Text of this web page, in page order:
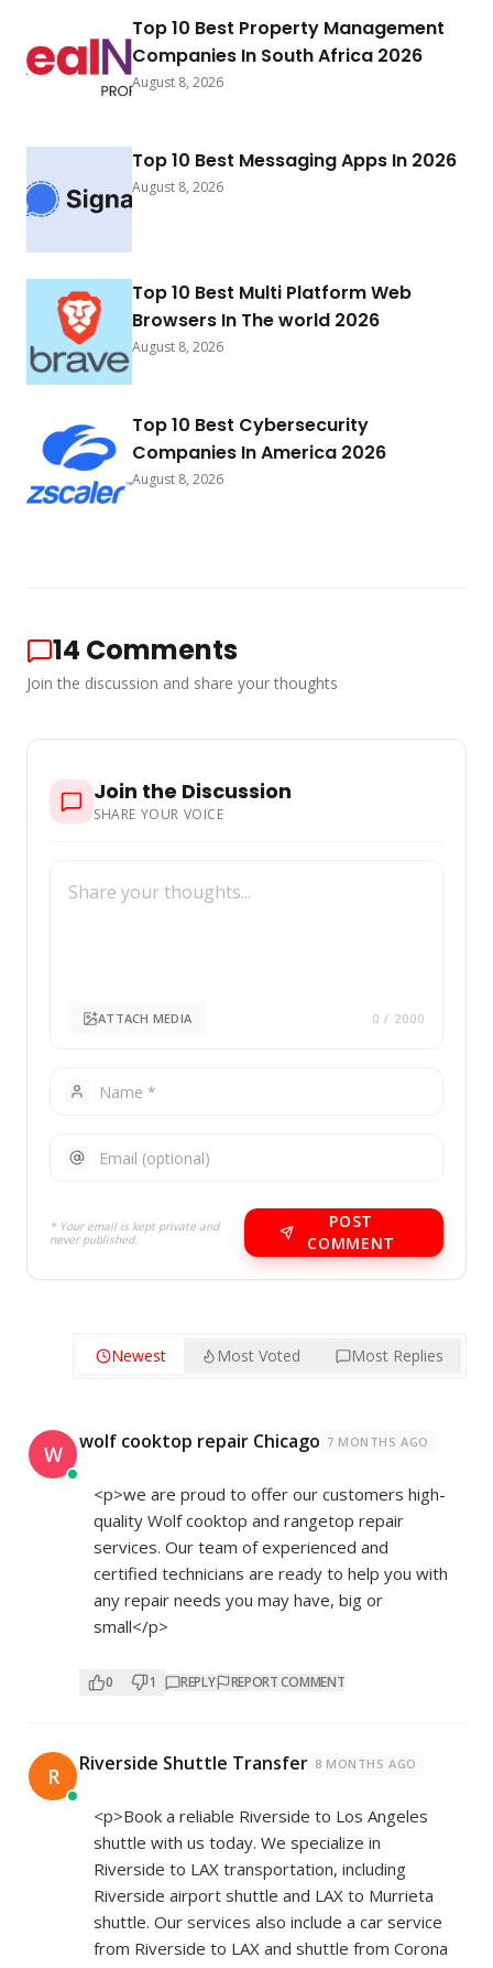
Top 10 Best Property Management
Companies In South Africa 2026
August 8, 2026
Top 10 Best Messaging Apps In 2026
August 8, 2026
Top 10 Best Multi Platform Web
Browsers In The world 2026
August 8, 2026
Top 10 Best Cybersecurity
Companies In America 2026
August 8, 2026
14 Comments
Join the discussion and share your thoughts
Join the Discussion
SHARE YOUR VOICE
ATTACH MEDIA 0 / 2000
* Your email is kept private and
never published.
POST
COMMENT
Newest Most Voted Most Replies
W wolf cooktop repair Chicago 7 MONTHS AGO
<p>we are proud to offer our customers high-
quality Wolf cooktop and rangetop repair
services. Our team of experienced and
certified technicians are ready to help you with
any repair needs you may have, big or
small</p>
0 1 REPLY REPORT COMMENT
R Riverside Shuttle Transfer 8 MONTHS AGO
<p>Book a reliable Riverside to Los Angeles
shuttle with us today. We specialize in
Riverside to LAX transportation, including
Riverside airport shuttle and LAX to Murrieta
shuttle. Our services also include a car service
from Riverside to LAX and shuttle from Corona